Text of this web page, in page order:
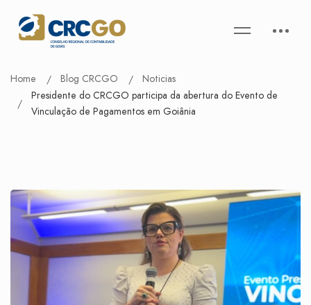
Home Blog CRCGO
Noticias
Presidente do CRCGO participa da abertura do Evento de
Vinculação de Pagamentos em Goiânia